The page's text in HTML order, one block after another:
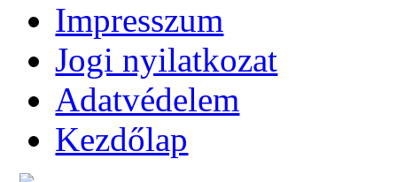
Impresszum
Jogi nyilatkozat
Adatvédelem
Kezdőlap